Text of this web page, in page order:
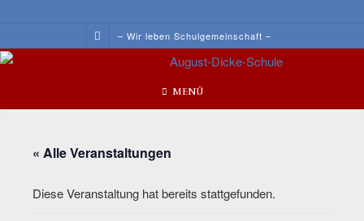
content
– Wir leben Schulgemeinschaft –
MENÜ
« Alle Veranstaltungen
Diese Veranstaltung hat bereits stattgefunden.